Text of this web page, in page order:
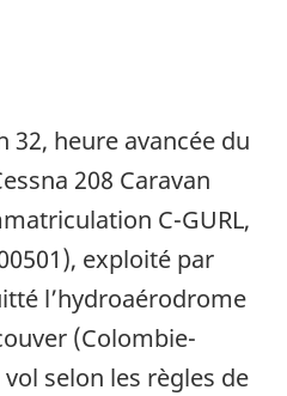
32, heure avancée du
208 Caravan
C-GURL,
exploité par
l’hydroaérodrome
(Colombie-
selon les règles de